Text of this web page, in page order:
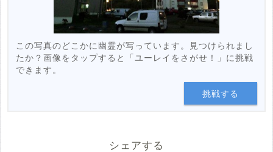
この写真のどこかに幽霊が写っています。見つけられまし
たか？画像をタップすると「ユーレイをさがせ！」に挑戦
できます。
挑戦する
シェアする